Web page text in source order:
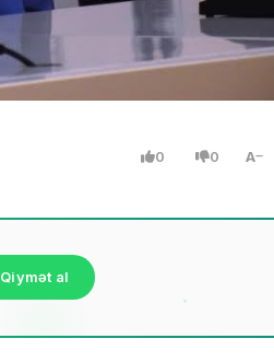
0 0 A
Qiymət al